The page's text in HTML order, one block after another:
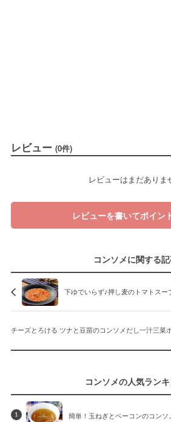
レビュー (0件)
レビューはまだありま
レビューを書いてポイン
コンソメに関する
下ゆでいらず♪押し麦のトマトスー
チーズとろける ツナと豆苗のコンソメだし一汁三菜
コンソメの人気ラン
1 簡単！玉ねぎとベーコンのコンソ